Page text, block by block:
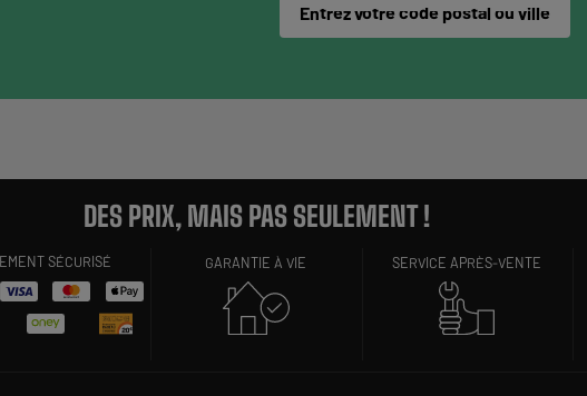
Entrez votre code postal ou ville
DES PRIX, MAIS PAS SEULEMENT !
SÉCURISÉ GARANTIE À VIE SERVICE APRÈS-VENTE